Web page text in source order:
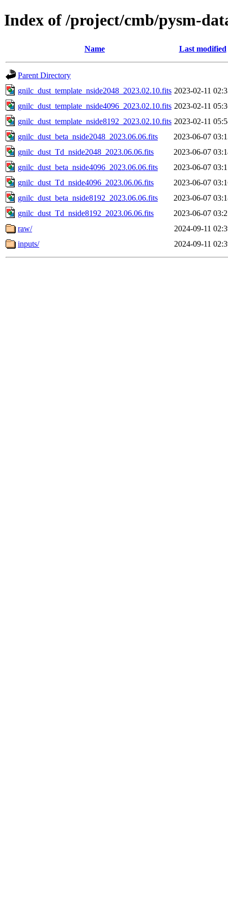
Index of /project/cmb/pysm-
Name Last modified
Parent Directory
gnilc_dust_template_nside2048_2023.02.10.fits 2023-02-11
gnilc_dust_template_nside4096_2023.02.10.fits 2023-02-11
gnilc_dust_template_nside8192_2023.02.10.fits 2023-02-11
gnilc_dust_beta_nside2048_2023.06.06.fits
2023-06-07
gnilc_dust_Td_nside2048_2023.06.06.fits
2023-06-07
gnilc_dust_beta_nside4096_2023.06.06.fits
2023-06-07
gnilc_dust_Td_nside4096_2023.06.06.fits
2023-06-07
gnilc_dust_beta_nside8192_2023.06.06.fits
2023-06-07
gnilc_dust_Td_nside8192_2023.06.06.fits
2023-06-07
raw/
2024-09-11
inputs/
2024-09-11